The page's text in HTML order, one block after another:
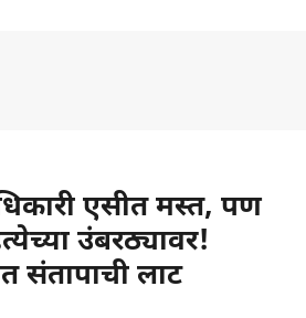
एसीत मस्त, पण
उंबरठ्यावर!
संतापाची लाट